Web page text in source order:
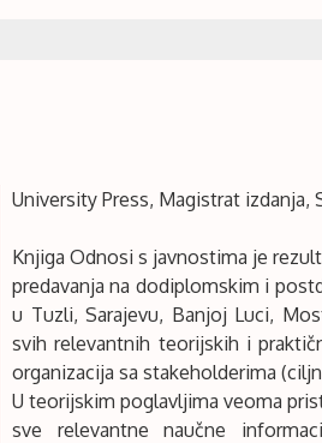
University Press, Magistrat izdanja,
Knjiga Odnosi s javnostima je
predavanja na dodiplomskim i
u Tuzli, Sarajevu, Banjoj Luci,
svih relevantnih teorijskih i
organizacija sa stakeholderima
U teorijskim poglavljima veoma
sve relevantne naučne